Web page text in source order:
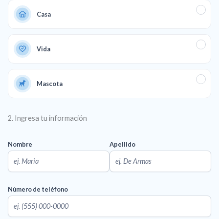
Casa
Vida
Mascota
2. Ingresa tu información
Nombre Apellido
Número de teléfono